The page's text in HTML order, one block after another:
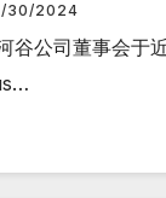
30/2024
谷公司董事会于